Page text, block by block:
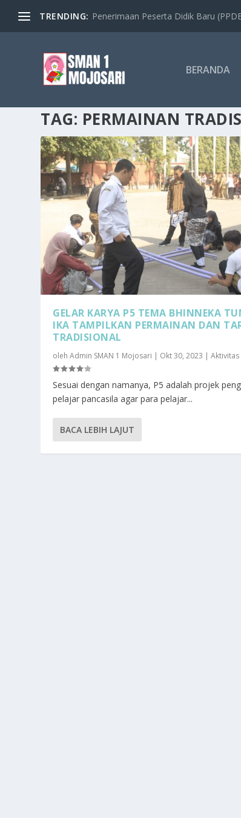
TRENDING: Penerimaan Peserta Didik Baru
BERANDA
TAG: PERMAINAN
GELAR KARYA P5 TEMA BHINNEKA
IKA TAMPILKAN PERMAINAN DAN
TRADISIONAL
olehAdmin SMAN 1 Mojosari | Okt 30, 2023 |Aktivitas
Sesuai dengan namanya, P5 adalah projek
pelajar pancasila agar para pelajar...
BACA LEBIH LAJUT